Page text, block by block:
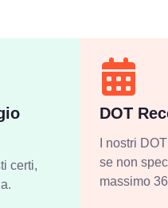
certi,
DOT
I nostri
se non
massimo